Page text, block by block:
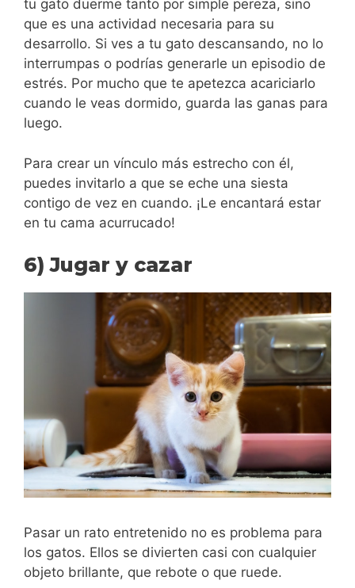
tu gato duerme tanto por simple pereza, sino
que es una actividad necesaria para su
desarrollo. Si ves a tu gato descansando, no lo
interrumpas o podrías generarle un episodio de
estrés. Por mucho que te apetezca acariciarlo
cuando le veas dormido, guarda las ganas para
luego.
Para crear un vínculo más estrecho con él,
puedes invitarlo a que se eche una siesta
contigo de vez en cuando. ¡Le encantará estar
en tu cama acurrucado!
6) Jugar y cazar
Pasar un rato entretenido no es problema para
los gatos. Ellos se divierten casi con cualquier
objeto brillante, que rebote o que ruede.